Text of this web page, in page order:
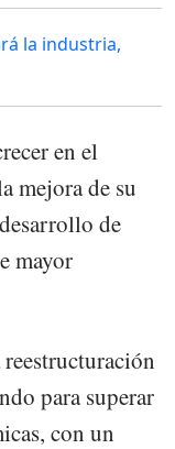
la industria,
en el
mejora de su
de
mayor
para superar
con un